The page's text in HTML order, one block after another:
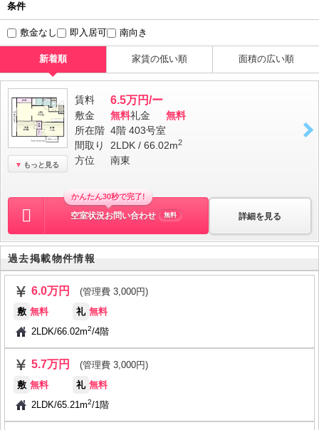
条件
敷金なし 即入居可 南向き
新着順 家賃の低い順 面積の広い順
もっと見る
賃料 6.5万円/ー
敷金 無料礼金
無料
所在階 4階 403号室
間取り
2LDK / 66.02m2
方位 南東
詳細を見る
かんたん30秒で完了!
空室状況お問い合わせ 無料
過去掲載物件情報
6.0万円
(管理費 3,000円)
敷 無料 礼 無料
2LDK/66.02m2/4階
5.7万円
(管理費 3,000円)
敷 無料 礼 無料
2LDK/65.21m2/1階